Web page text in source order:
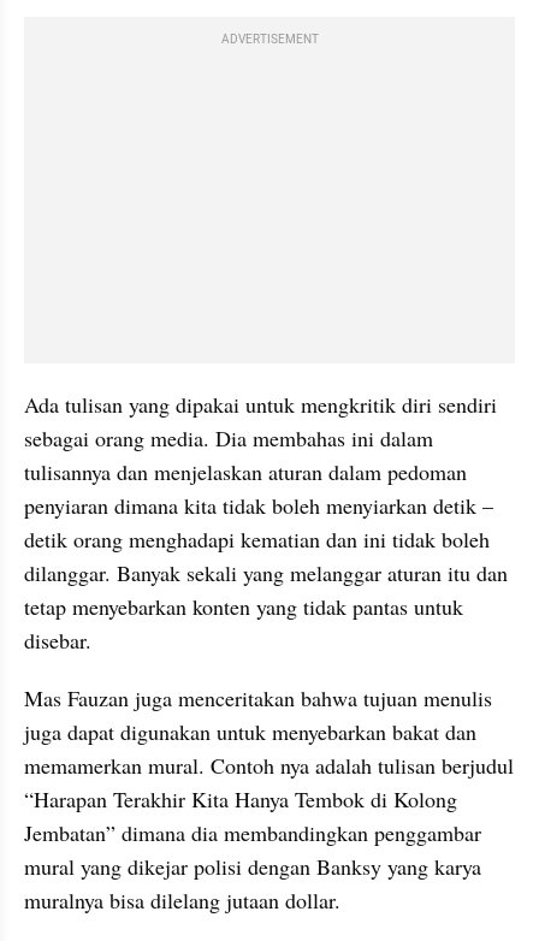
ADVERTISEMENT
Ada tulisan yang dipakai untuk mengkritik diri sendiri
sebagai orang media. Dia membahas ini dalam
tulisannya dan menjelaskan aturan dalam pedoman
penyiaran dimana kita tidak boleh menyiarkan detik –
detik orang menghadapi kematian dan ini tidak boleh
dilanggar. Banyak sekali yang melanggar aturan itu dan
tetap menyebarkan konten yang tidak pantas untuk
disebar.
Mas Fauzan juga menceritakan bahwa tujuan menulis
juga dapat digunakan untuk menyebarkan bakat dan
memamerkan mural. Contoh nya adalah tulisan berjudul
“Harapan Terakhir Kita Hanya Tembok di Kolong
Jembatan” dimana dia membandingkan penggambar
mural yang dikejar polisi dengan Banksy yang karya
muralnya bisa dilelang jutaan dollar.